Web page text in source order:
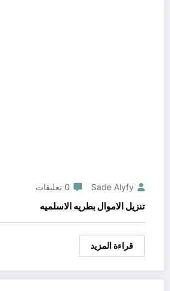
Sade Alyfy 0 تعليقات
تنزيل الاموال بطريه الاسلميه
قراءة المزيد